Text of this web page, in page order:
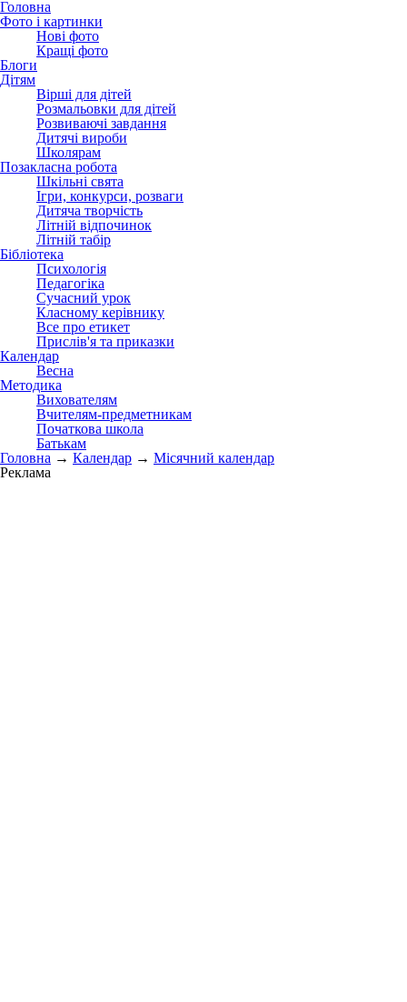
Головна
Фото і картинки
Нові фото
Кращі фото
Блоги
Дітям
Вірші для дітей
Розмальовки для дітей
Розвиваючі завдання
Дитячі вироби
Школярам
Позакласна робота
Шкільні свята
Ігри, конкурси, розваги
Дитяча творчість
Літній відпочинок
Літній табір
Бібліотека
Психологія
Педагогіка
Сучасний урок
Класному керівнику
Все про етикет
Прислів'я та приказки
Календар
Весна
Методика
Вихователям
Вчителям-предметникам
Початкова школа
Батькам
Головна → Календар → Місячний календар
Реклама